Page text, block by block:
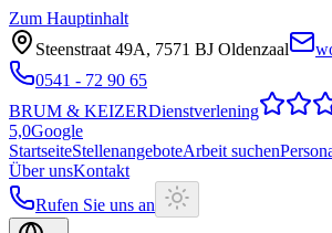
Zum Hauptinhalt
Steenstraat 49A, 7571 BJ Oldenzaal
0541 - 72 90 65
BRUM & KEIZERDienstverlening
5,0Google
StartseiteStellenangeboteArbeit suchen
Über unsKontakt
Rufen Sie uns an